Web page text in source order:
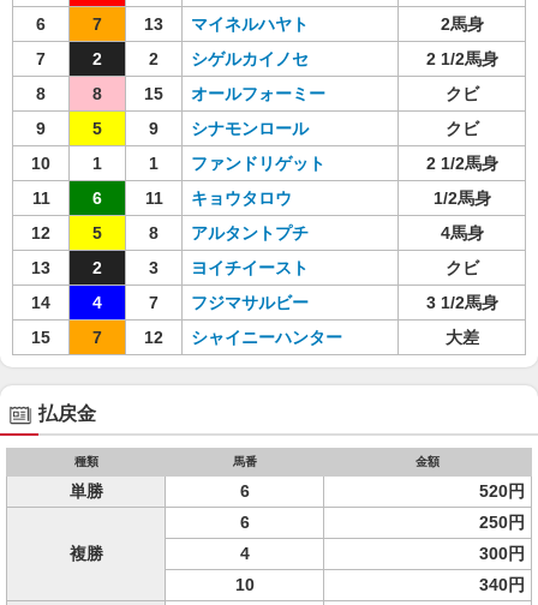
6
7 13 マイネルハヤト
2馬身
7
2 2 シゲルカイノセ
2 1/2馬身
8
8 15 オールフォーミー
クビ
9
5 9 シナモンロール
クビ
10
1 1 ファンドリゲット
2 1/2馬身
11
6 11 キョウタロウ
1/2馬身
12
5 8 アルタントプチ
4馬身
13
2 3 ヨイチイースト
クビ
14
4 7 フジマサルビー
3 1/2馬身
15
7 12 シャイニーハンター 大差
払戻金
種類 馬番 金額
単勝 6 520円
複勝
6
250円
4
300円
10
340円